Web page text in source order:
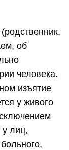
об
человека.
изъятие
у живого
у лиц,